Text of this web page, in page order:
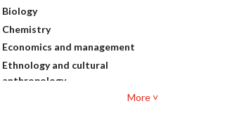
Biology
Chemistry
Economics and management
Ethnology and cultural
anthropology
More ˅